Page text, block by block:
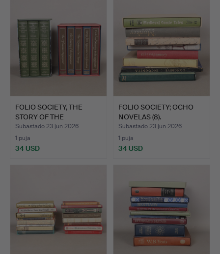
FOLIO SOCIETY, THE
STORY OF THE
RENAISSANC…
Subastado 23 jun 2026
1 puja
34 USD
FOLIO SOCIETY; OCHO
NOVELAS (8).
Subastado 23 jun 2026
1 puja
34 USD